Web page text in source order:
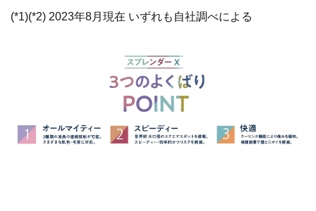
(*1)(*2) 2023年8月現在 いずれも自社調べによる